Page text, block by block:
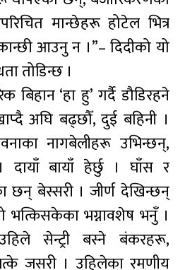
मान्छेहरू होटेल भित्र
आउनु न ।”– दिदीको यो
तोडिन्छ ।
‘हा हु’ गर्दै डौडिरहने
अघि बढ्छौँ, दुई बहिनी ।
नागबेलीहरू उभिन्छन्,
बायाँ हेर्छु । घाँस र
छन् बेस्सरी । जीर्ण देखिन्छन्
भग्नावशेष भनुँ ।
सेन्ट्री बस्ने बंकरहरू,
जसरी । उहिलेका रमणीय